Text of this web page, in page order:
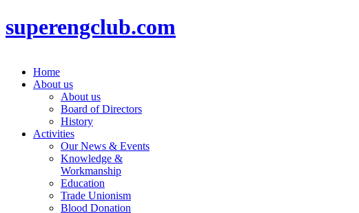
superengclub.com
Home
About us
About us
Board of Directors
History
Activities
Our News & Events
Knowledge &
Workmanship
Education
Trade Unionism
Blood Donation